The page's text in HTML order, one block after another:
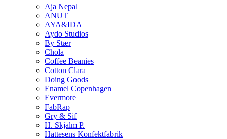
Aja Nepal
ANŪT
AYA&IDA
Aydo Studios
By Stær
Chola
Coffee Beanies
Cotton Clara
Doing Goods
Enamel Copenhagen
Evermore
FabRap
Gry & Sif
H. Skjalm P.
Hattesens Konfektfabrik